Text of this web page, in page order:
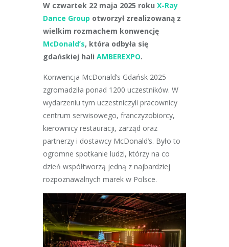
W czwartek 22 maja 2025 roku X-Ray
Dance Group otworzył zrealizowaną z
wielkim rozmachem konwencję
McDonald’s, która odbyła się
gdańskiej hali AMBEREXPO.
Konwencja McDonald’s Gdańsk 2025
zgromadziła ponad 1200 uczestników. W
wydarzeniu tym uczestniczyli pracownicy
centrum serwisowego, franczyzobiorcy,
kierownicy restauracji, zarząd oraz
partnerzy i dostawcy McDonald’s. Było to
ogromne spotkanie ludzi, którzy na co
dzień współtworzą jedną z najbardziej
rozpoznawalnych marek w Polsce.